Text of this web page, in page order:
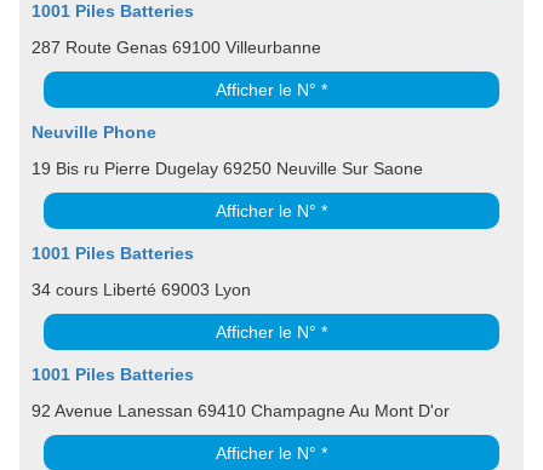
1001 Piles Batteries
287 Route Genas 69100 Villeurbanne
Afficher le N° *
Neuville Phone
19 Bis ru Pierre Dugelay 69250 Neuville Sur Saone
Afficher le N° *
1001 Piles Batteries
34 cours Liberté 69003 Lyon
Afficher le N° *
1001 Piles Batteries
92 Avenue Lanessan 69410 Champagne Au Mont D'or
Afficher le N° *